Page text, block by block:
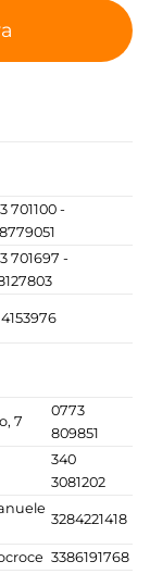
701100 -
701697 -
7
0773
809851
340
3081202
3284221418
3386191768